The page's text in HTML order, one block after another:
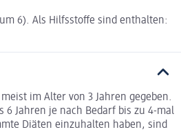
6). Als Hilfsstoffe sind enthalten:
im Alter von 3 Jahren gegeben.
Jahren je nach Bedarf bis zu 4-mal
Diäten einzuhalten haben, sind